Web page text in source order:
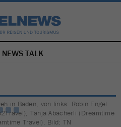
NAVIGATION
ÜBERSPRINGEN
NEWS TALK
in Baden, von links: Robin Engel
Tanja Abächerli (Dreamtime
Travel). Bild: TN